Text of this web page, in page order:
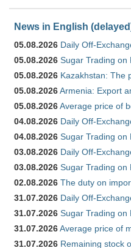
News in English
05.08.2026 Daily Off-
05.08.2026 Sugar Trading on
05.08.2026 Kazakhstan: The
05.08.2026Armenia: Export
05.08.2026Average price of
04.08.2026 Daily Off-
04.08.2026 Sugar Trading on
03.08.2026 Daily Off-
03.08.2026 Sugar Trading on
02.08.2026 The duty on
31.07.2026 Daily Off-
31.07.2026 Sugar Trading on
31.07.2026Average price of
31.07.2026 Remaining stock